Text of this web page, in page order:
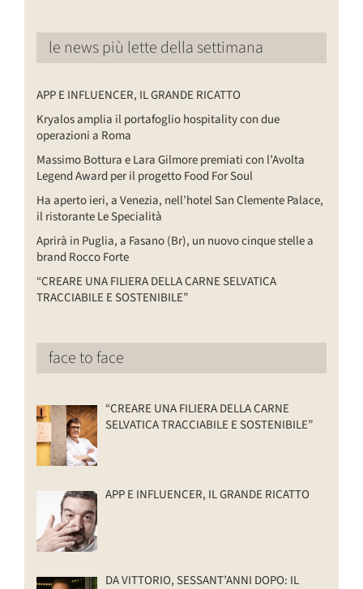
le news più lette della settimana
APP E INFLUENCER, IL GRANDE RICATTO
Kryalos amplia il portafoglio hospitality con due
operazioni a Roma
Massimo Bottura e Lara Gilmore premiati con l’Avolta
Legend Award per il progetto Food For Soul
Ha aperto ieri, a Venezia, nell’hotel San Clemente Palace,
il ristorante Le Specialità
Aprirà in Puglia, a Fasano (Br), un nuovo cinque stelle a
brand Rocco Forte
“CREARE UNA FILIERA DELLA CARNE SELVATICA
TRACCIABILE E SOSTENIBILE”
face to face
“CREARE UNA FILIERA DELLA CARNE
SELVATICA TRACCIABILE E SOSTENIBILE”
APP E INFLUENCER, IL GRANDE RICATTO
DA VITTORIO, SESSANT’ANNI DOPO: IL